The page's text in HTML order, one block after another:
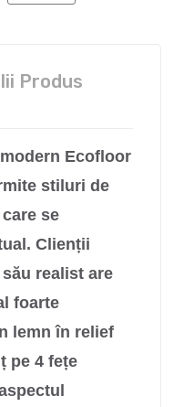
Produs
Ecofloor
stiluri de
se
Clienții
realist are
foarte
lemn în relief
pe 4 fețe